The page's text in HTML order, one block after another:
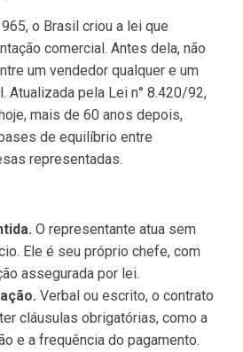
o Brasil criou a lei que
comercial. Antes dela, não
um vendedor qualquer e um
Atualizada pela Lei n° 8.420/92,
mais de 60 anos depois,
de equilíbrio entre
representadas.
O representante atua sem
Ele é seu próprio chefe, com
assegurada por lei.
Verbal ou escrito, o contrato
cláusulas obrigatórias, como a
e a frequência do pagamento.